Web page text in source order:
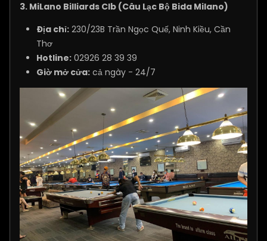
3. MiLano Billiards Clb (Câu Lạc Bộ Bida Milano)
Địa chỉ: 230/23B Trần Ngọc Quế, Ninh Kiều, Cần
Thơ
Hotline: 02926 28 39 39
Giờ mở cửa: cả ngày - 24/7